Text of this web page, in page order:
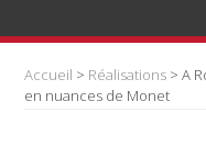
Accueil > Réalisations > A
en nuances de Monet